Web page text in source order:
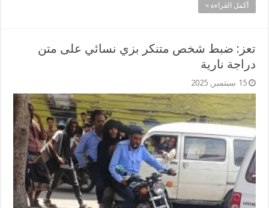
أكمل القراءة »
تعز: ضبط شخص متنكر بزي نسائي على متن
دراجة نارية
15 سبتمبر, 2025